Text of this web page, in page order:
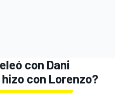
con Dani
con Lorenzo?